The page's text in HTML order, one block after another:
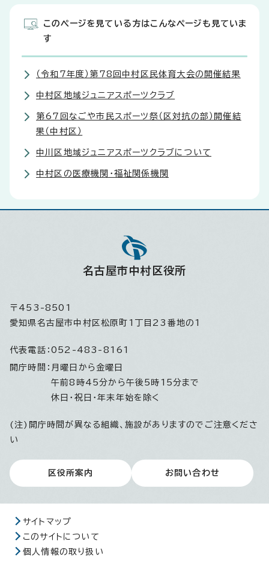
このページを見ている方はこんなページも見ていま
す
（令和7年度）第78回中村区民体育大会の開催結果
中村区地域ジュニアスポーツクラブ
第67回なごや市民スポーツ祭（区対抗の部）開催結
果（中村区）
中川区地域ジュニアスポーツクラブについて
中村区の医療機関・福祉関係機関
名古屋市中村区役所
〒453-8501
愛知県名古屋市中村区松原町1丁目23番地の1
代表電話： 052-483-8161
開庁時間： 月曜日から金曜日
午前8時45分から午後5時15分まで
休日・祝日・年末年始を除く
(注)開庁時間が異なる組織、施設がありますのでご注意くださ
い
区役所案内 お問い合わせ
サイトマップ
このサイトについて
個人情報の取り扱い